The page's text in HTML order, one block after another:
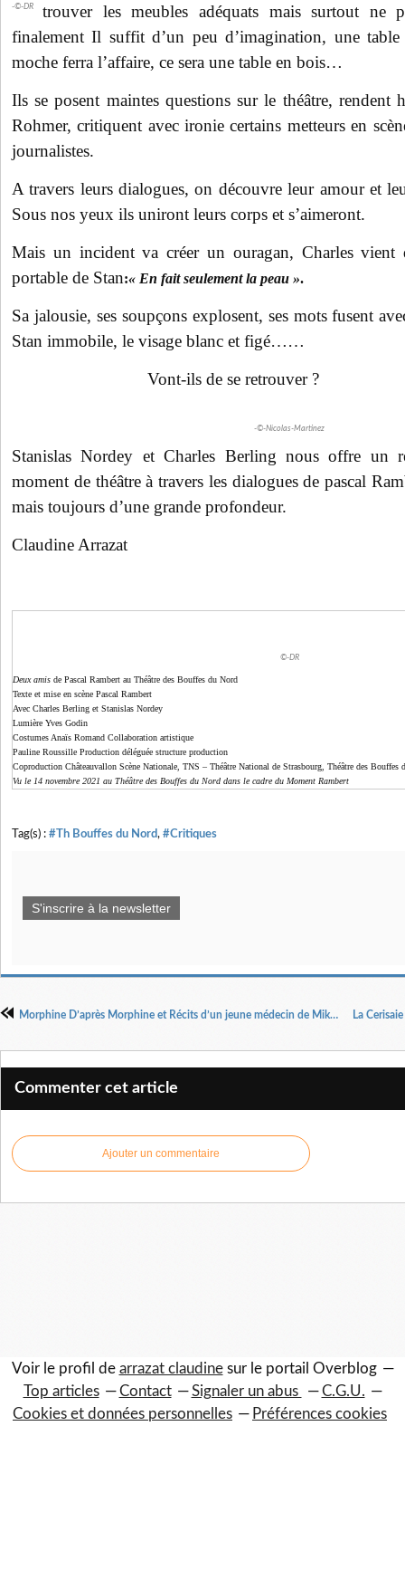
-©-DR
trouver les meubles adéquats mais surtout ne
finalement Il suffit d’un peu d’imagination, une
moche ferra l’affaire, ce sera une table en bois…
Ils se posent maintes questions sur le théâtre, rendent
Rohmer, critiquent avec ironie certains metteurs en
journalistes.
A travers leurs dialogues, on découvre leur amour et
Sous nos yeux ils uniront leurs corps et s’aimeront.
Mais un incident va créer un ouragan, Charles
portable de Stan:« En fait seulement la peau ».
Sa jalousie, ses soupçons explosent, ses mots fusent
Stan immobile, le visage blanc et figé……
Vont-ils de se retrouver ?
-©-Nicolas-Martinez
Stanislas Nordey et Charles Berling nous offre un
moment de théâtre à travers les dialogues de pascal
mais toujours d’une grande profondeur.
Claudine Arrazat
©-DR
Deux amis de Pascal Rambert au Théâtre des Bouffes du Nord
Texte et mise en scène Pascal Rambert
Avec Charles Berling et Stanislas Nordey
Lumière Yves Godin
Costumes Anaïs Romand Collaboration artistique
Pauline Roussille Production déléguée structure production
Coproduction Châteauvallon Scène Nationale, TNS – Théâtre National de Strasbourg, Théâtre des Bouffes
Vu le 14 novembre 2021 au Théâtre des Bouffes du Nord dans le cadre du Moment Rambert
Tag(s) : #Th Bouffes du Nord, #Critiques
S'inscrire à la newsletter
Morphine D’après Morphine et Récits d’un jeune médecin de Mikaïl Boulgakov Mise en scène Mariana Lézin
Commenter cet article
Ajouter un commentaire
Voir le profil de arrazat claudinesur le portail Overblog
Top articles
Contact Signaler un abus
C.G.U.
Cookies et données personnelles
Préférences cookies